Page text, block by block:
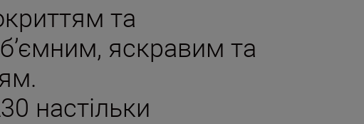
та
яскравим та
настільки